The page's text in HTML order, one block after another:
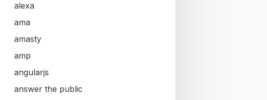
alexa
ama
amasty
amp
angularjs
answer the public